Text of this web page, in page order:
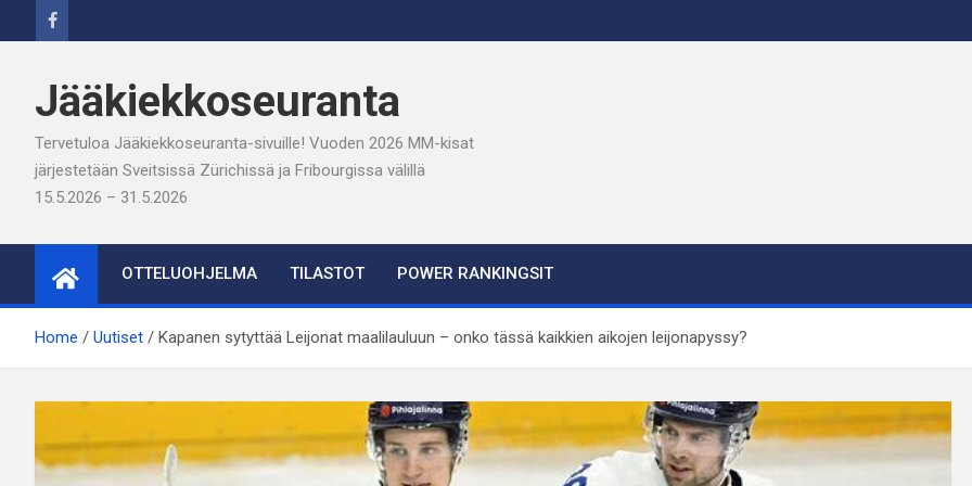
to
Jääkiekkoseuranta
Tervetuloa Jääkiekkoseuranta-sivuille! Vuoden 2026 MM-kisat
järjestetään Sveitsissä Zürichissä ja Fribourgissa välillä
15.5.2026 – 31.5.2026
OTTELUOHJELMA TILASTOT POWER RANKINGSIT
Home Uutiset Kapanen sytyttää Leijonat maalilauluun – onko tässä kaikkien aikojen leijonapyssy?